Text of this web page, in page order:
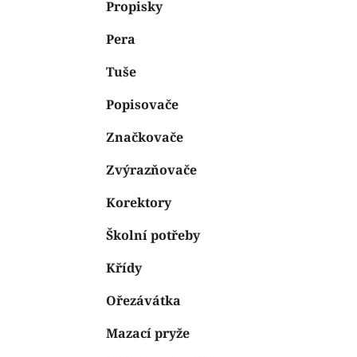
Propisky
Pera
Tuše
Popisovače
Značkovače
Zvýrazňovače
Korektory
Školní potřeby
Křídy
Ořezávátka
Mazací pryže